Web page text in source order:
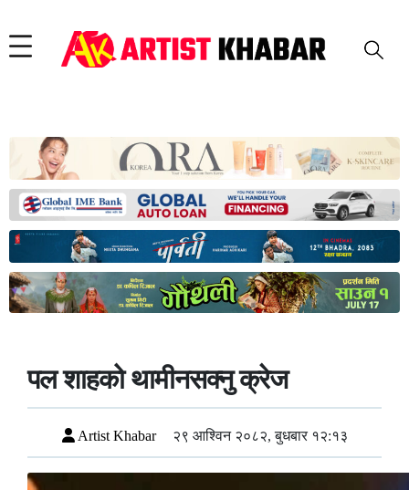
पल शाहको थामीनसक्नु क्रेज
Artist Khabar २९ आश्विन २०८२, बुधबार १२:१३